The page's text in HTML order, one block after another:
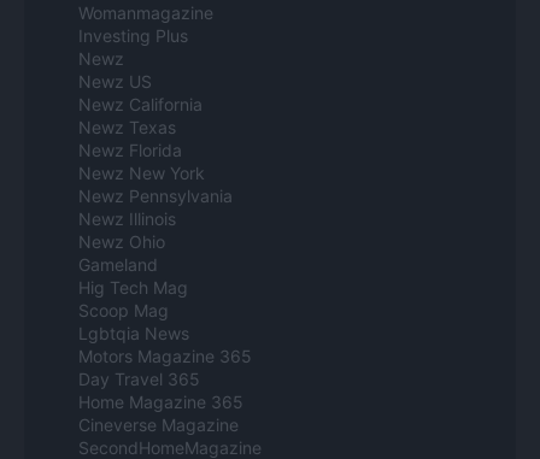
Womanmagazine
Investing Plus
Newz
Newz US
Newz California
Newz Texas
Newz Florida
Newz New York
Newz Pennsylvania
Newz Illinois
Newz Ohio
Gameland
Hig Tech Mag
Scoop Mag
Lgbtqia News
Motors Magazine 365
Day Travel 365
Home Magazine 365
Cineverse Magazine
SecondHomeMagazine